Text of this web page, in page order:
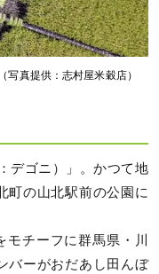
写真提供：志村屋米穀店）
デゴニ）」。かつて地
町の山北駅前の公園に
チーフに群馬県・川
バーがおだあし田んぼ